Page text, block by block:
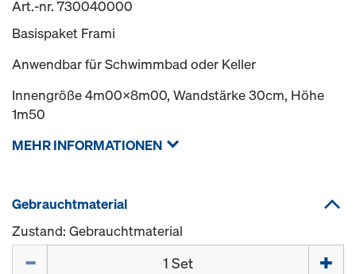
Art.-nr. 730040000
Basispaket Frami
Anwendbar für Schwimmbad oder Keller
Innengröße 4m00x8m00, Wandstärke 30cm, Höhe
1m50
MEHR INFORMATIONEN
Gebrauchtmaterial
Zustand: Gebrauchtmaterial